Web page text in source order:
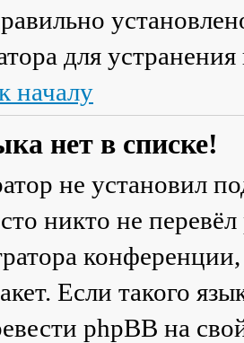
для
началу
нет в списке!
не установил
никто не
Если такого
phpBB на